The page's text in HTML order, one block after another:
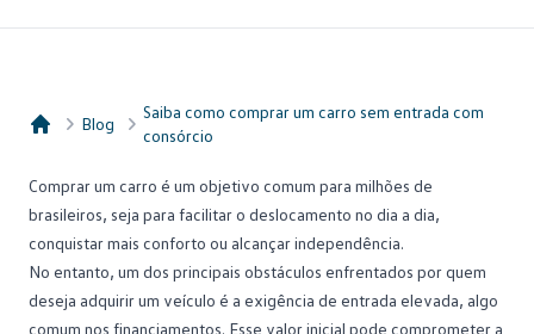
Consórcio Embracon
Blog
Saiba como comprar um carro sem entrada com
consórcio
Comprar um carro é um objetivo comum para milhões de
brasileiros, seja para facilitar o deslocamento no dia a dia,
conquistar mais conforto ou alcançar independência.
No entanto, um dos principais obstáculos enfrentados por quem
deseja adquirir um veículo é a exigência de entrada elevada, algo
comum nos financiamentos. Esse valor inicial pode comprometer a